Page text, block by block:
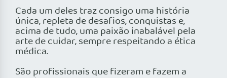
Cada um deles traz consigo uma história
única, repleta de desafios, conquistas e,
acima de tudo, uma paixão inabalável pela
arte de cuidar, sempre respeitando a ética
médica.
São profissionais que fizeram e fazem a